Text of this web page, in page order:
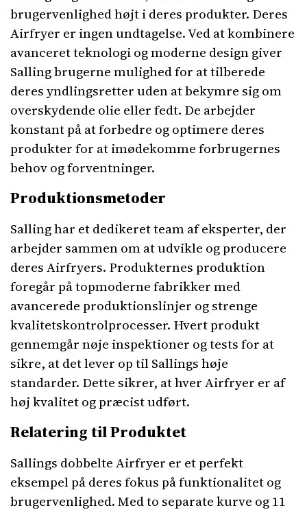
brugervenlighed højt i deres produkter. Deres
Airfryer er ingen undtagelse. Ved at kombinere
avanceret teknologi og moderne design giver
Salling brugerne mulighed for at tilberede
deres yndlingsretter uden at bekymre sig om
overskydende olie eller fedt. De arbejder
konstant på at forbedre og optimere deres
produkter for at imødekomme forbrugernes
behov og forventninger.
Produktionsmetoder
Salling har et dedikeret team af eksperter, der
arbejder sammen om at udvikle og producere
deres Airfryers. Produkternes produktion
foregår på topmoderne fabrikker med
avancerede produktionslinjer og strenge
kvalitetskontrolprocesser. Hvert produkt
gennemgår nøje inspektioner og tests for at
sikre, at det lever op til Sallings høje
standarder. Dette sikrer, at hver Airfryer er af
høj kvalitet og præcist udført.
Relatering til Produktet
Sallings dobbelte Airfryer er et perfekt
eksempel på deres fokus på funktionalitet og
brugervenlighed. Med to separate kurve og 11